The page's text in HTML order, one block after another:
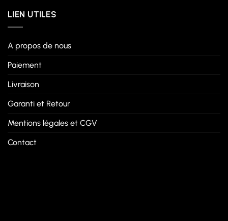
LIEN UTILES
A propos de nous
Paiement
Livraison
Garanti et Retour
Mentions légales et CGV
Contact